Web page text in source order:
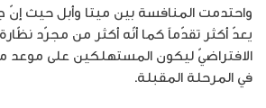
واحتدمت المنافسة بين ميتا وأبل حيث إنّ
يعدّ أكثر تقدّماً كما أنّه أكثر من مجرّد
الافتراضيّ ليكون المستهلكين على موعد
في المرحلة المقبلة.